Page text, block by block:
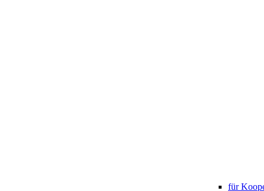
für